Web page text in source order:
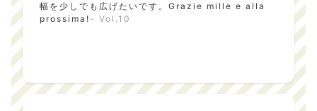
幅を少しでも広げたいです。Grazie mille e alla
prossima! - Vol.10